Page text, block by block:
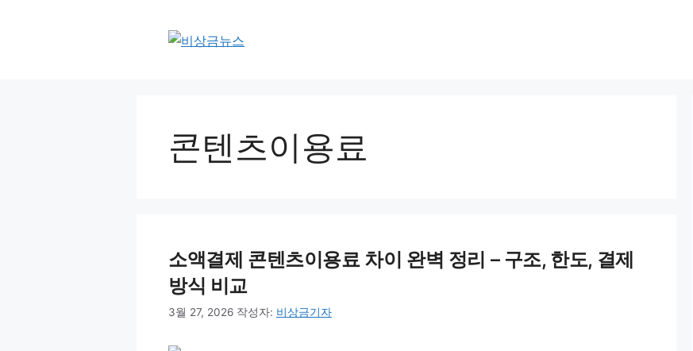
콘텐츠이용료
소액결제 콘텐츠이용료 차이 완벽 정리 – 구조, 한도, 결제
방식 비교
3월 27, 2026 작성자: 비상금기자